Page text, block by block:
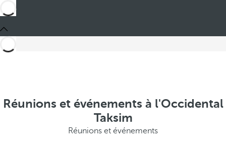
Réunions et événements à l'Occidental
Taksim
Réunions et événements